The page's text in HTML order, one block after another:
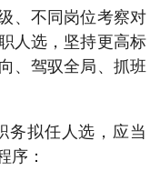
、不同岗位考察对
人选，坚持更高标
、驾驭全局、抓班
务拟任人选，应当
序：